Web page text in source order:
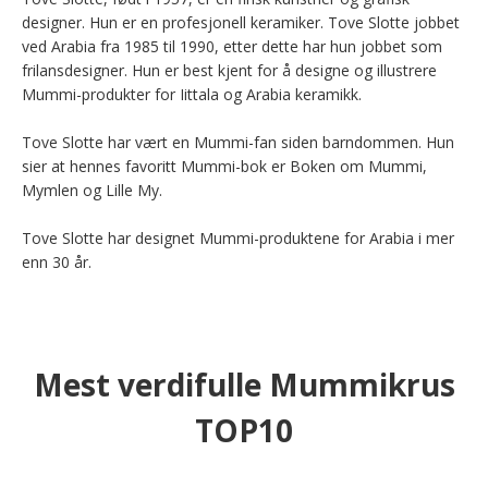
designer. Hun er en profesjonell keramiker. Tove Slotte jobbet
ved Arabia fra 1985 til 1990, etter dette har hun jobbet som
frilansdesigner. Hun er best kjent for å designe og illustrere
Mummi-produkter for Iittala og Arabia keramikk.
Tove Slotte har vært en Mummi-fan siden barndommen. Hun
sier at hennes favoritt Mummi-bok er Boken om Mummi,
Mymlen og Lille My.
Tove Slotte har designet Mummi-produktene for Arabia i mer
enn 30 år.
Mest verdifulle Mummikrus
TOP10